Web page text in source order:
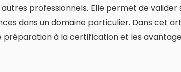
professionnels. Elle permet de
dans un domaine particulier. Dans cet
préparation à la certification et les